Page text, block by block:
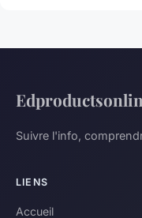
Suivre l'info,
LIENS
Accueil